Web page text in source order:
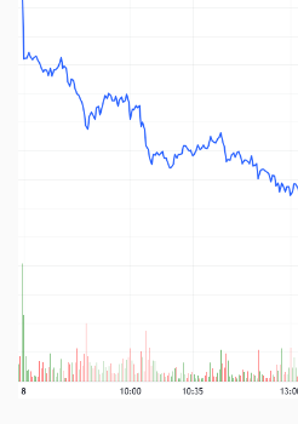
VĨ
NGHIỆP